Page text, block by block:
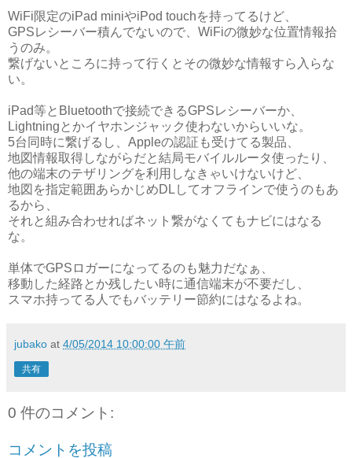
WiFi限定のiPad miniやiPod touchを持ってるけど、
GPSレシーバー積んでないので、WiFiの微妙な位置情報拾
うのみ。
繋げないところに持って行くとその微妙な情報すら入らな
い。
iPad等とBluetoothで接続できるGPSレシーバーか、
Lightningとかイヤホンジャック使わないからいいな。
5台同時に繋げるし、Appleの認証も受けてる製品、
地図情報取得しながらだと結局モバイルルータ使ったり、
他の端末のテザリングを利用しなきゃいけないけど、
地図を指定範囲あらかじめDLしてオフラインで使うのもあ
るから、
それと組み合わせればネット繋がなくてもナビにはなる
な。
単体でGPSロガーになってるのも魅力だなぁ、
移動した経路とか残したい時に通信端末が不要だし、
スマホ持ってる人でもバッテリー節約にはなるよね。
jubako at 4/05/2014 10:00:00 午前
共有
0 件のコメント:
コメントを投稿